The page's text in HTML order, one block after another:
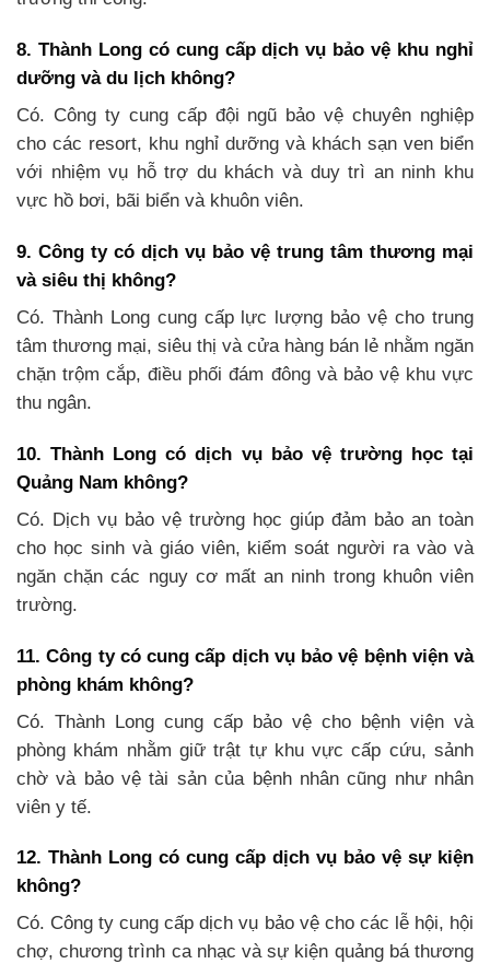
8. Thành Long có cung cấp dịch vụ bảo vệ khu nghỉ
dưỡng và du lịch không?
Có. Công ty cung cấp đội ngũ bảo vệ chuyên nghiệp
cho các resort, khu nghỉ dưỡng và khách sạn ven biển
với nhiệm vụ hỗ trợ du khách và duy trì an ninh khu
vực hồ bơi, bãi biển và khuôn viên.
9. Công ty có dịch vụ bảo vệ trung tâm thương mại
và siêu thị không?
Có. Thành Long cung cấp lực lượng bảo vệ cho trung
tâm thương mại, siêu thị và cửa hàng bán lẻ nhằm ngăn
chặn trộm cắp, điều phối đám đông và bảo vệ khu vực
thu ngân.
10. Thành Long có dịch vụ bảo vệ trường học tại
Quảng Nam không?
Có. Dịch vụ bảo vệ trường học giúp đảm bảo an toàn
cho học sinh và giáo viên, kiểm soát người ra vào và
ngăn chặn các nguy cơ mất an ninh trong khuôn viên
trường.
11. Công ty có cung cấp dịch vụ bảo vệ bệnh viện và
phòng khám không?
Có. Thành Long cung cấp bảo vệ cho bệnh viện và
phòng khám nhằm giữ trật tự khu vực cấp cứu, sảnh
chờ và bảo vệ tài sản của bệnh nhân cũng như nhân
viên y tế.
12. Thành Long có cung cấp dịch vụ bảo vệ sự kiện
không?
Có. Công ty cung cấp dịch vụ bảo vệ cho các lễ hội, hội
chợ, chương trình ca nhạc và sự kiện quảng bá thương